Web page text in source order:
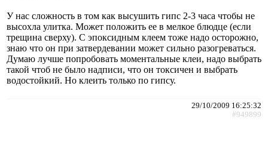
У нас сложность в том как высушить гипс 2-3 часа чтобы не
высохла улитка. Может положить ее в мелкое блюдце (если
трещина сверху). С эпоксидным клеем тоже надо осторожно,
знаю что он при затвердевании может сильно разогреваться.
Думаю лучше попробовать моментальные клеи, надо выбрать
такой чтоб не было надписи, что он токсичен и выбрать
водостойкий. Но клеить только по гипсу.
29/10/2009 16:25:32
#949899